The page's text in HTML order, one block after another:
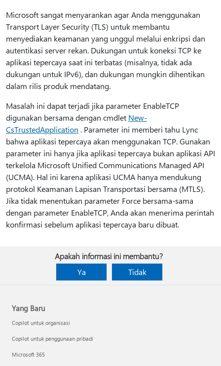
Microsoft sangat menyarankan agar Anda menggunakan
Transport Layer Security (TLS) untuk membantu
menyediakan keamanan yang unggul melalui enkripsi dan
autentikasi server rekan. Dukungan untuk koneksi TCP ke
aplikasi tepercaya saat ini terbatas (misalnya, tidak ada
dukungan untuk IPv6), dan dukungan mungkin dihentikan
dalam rilis produk mendatang.
Masalah ini dapat terjadi jika parameter EnableTCP
digunakan bersama dengan cmdlet New-
CsTrustedApplication . Parameter ini memberi tahu Lync
bahwa aplikasi tepercaya akan menggunakan TCP. Gunakan
parameter ini hanya jika aplikasi tepercaya bukan aplikasi API
terkelola Microsoft Unified Communications Managed API
(UCMA). Hal ini karena aplikasi UCMA hanya mendukung
protokol Keamanan Lapisan Transportasi bersama (MTLS).
Jika tidak menentukan parameter Force bersama-sama
dengan parameter EnableTCP, Anda akan menerima perintah
konfirmasi sebelum aplikasi tepercaya baru dibuat.
Apakah informasi ini membantu?
Ya
Tidak
Yang Baru
Copilot untuk organisasi
Copilot untuk penggunaan pribadi
Microsoft 365